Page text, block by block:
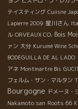
テイスティング Cuiisne
Lapierre 2009 星川さん
ル ORVEAUX CO. Bois
ァン 大分 Kurumé Wine
BODEGUILLA DE AL LADO
アネ Montmartre Bis
フェルム・サン・マルタン
Bourgogne ドメーヌ・
Nakamoto san Roots 66